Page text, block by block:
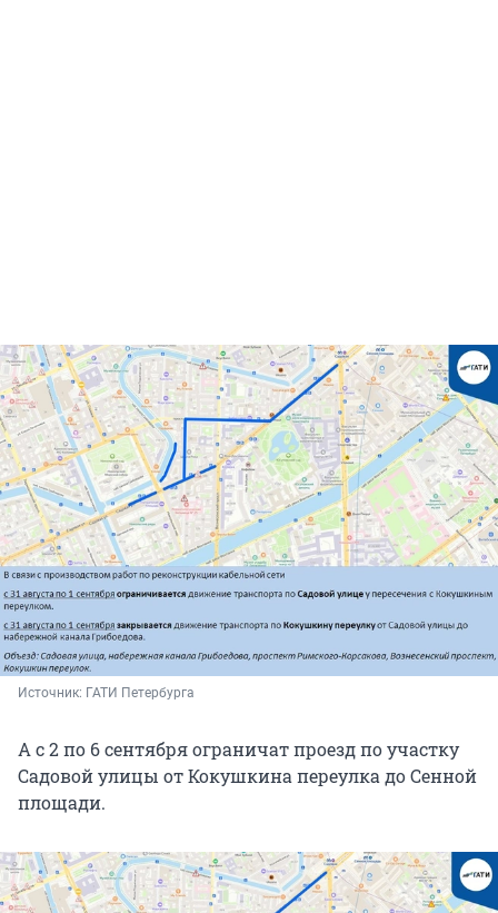
Источник: ГАТИ Петербурга
А с 2 по 6 сентября ограничат проезд по участку
Садовой улицы от Кокушкина переулка до Сенной
площади.